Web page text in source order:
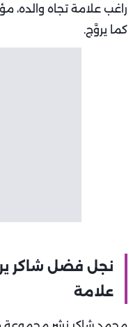
راغب علامة تجاه والده،
كما يروَّج.
نجل فضل شاكر
علامة